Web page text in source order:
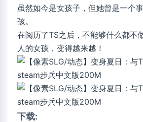
虽然如今是女孩子，但她曾是一个
孩。
在阅历了TS之后，不能够什么都不
人的女孩，变得越来越！
下载: